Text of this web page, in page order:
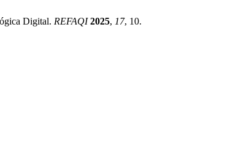
Digital. REFAQI 2025, 17, 10.